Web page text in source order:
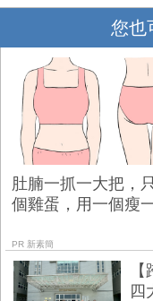
您也
肚腩一抓一大把，
個雞蛋，用一個瘦
PR 新素簡
四